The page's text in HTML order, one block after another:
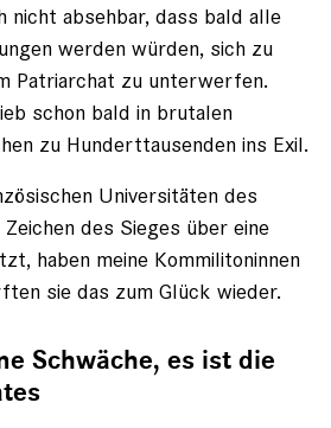
nicht absehbar, dass bald alle
werden würden, sich zu
Patriarchat zu unterwerfen.
schon bald in brutalen
zu Hunderttausenden ins Exil.
Universitäten des
des Sieges über eine
haben meine Kommi­litoninnen
sie das zum Glück wieder.
Schwäche, es ist die